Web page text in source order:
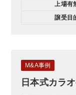
上場有
譲受目
M&A事例
日本式カラ